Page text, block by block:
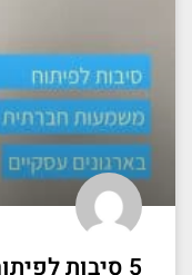
5 סיבות